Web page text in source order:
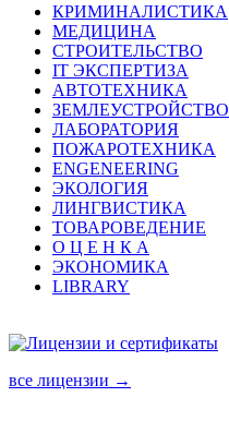
КРИМИНАЛИСТИКА
МЕДИЦИНА
СТРОИТЕЛЬСТВО
IT ЭКСПЕРТИЗА
АВТОТЕХНИКА
ЗЕМЛЕУСТРОЙСТВО
ЛАБОРАТОРИЯ
ПОЖАРОТЕХНИКА
ENGENEERING
ЭКОЛОГИЯ
ЛИНГВИСТИКА
ТОВАРОВЕДЕНИЕ
О Ц Е Н К А
ЭКОНОМИКА
LIBRARY
все лицензии →